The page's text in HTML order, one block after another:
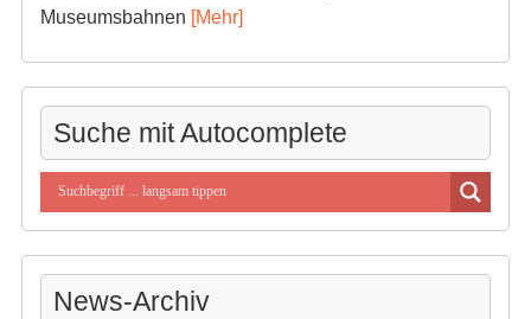
Museumsbahnen [Mehr]
Suche mit Autocomplete
News-Archiv